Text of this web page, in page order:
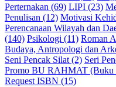
Perternakan (69) LIPI (23)
Penulisan (12) Motivasi
Perencanaan Wilayah dan
(140) Psikologi (11) Roman
Budaya, Antropologi dan
Seni Pencak Silat (2) Seri
Promo BU RAHMAT (Buku
Request ISBN (15)